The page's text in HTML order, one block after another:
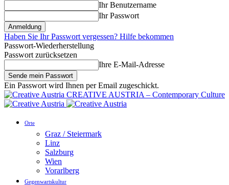
Ihr Benutzername
Ihr Passwort
Haben Sie Ihr Passwort vergessen? Hilfe bekommen
Passwort-Wiederherstellung
Passwort zurücksetzen
Ihre E-Mail-Adresse
Ein Passwort wird Ihnen per Email zugeschickt.
CREATIVE AUSTRIA – Contemporary Culture
Orte
Graz / Steiermark
Linz
Salzburg
Wien
Vorarlberg
Gegenwartskultur